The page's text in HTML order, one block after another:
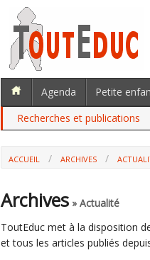
Agenda Petite
Recherches et publications
ACCUEIL ARCHIVES
À LA JEUNESSE)
Archives » Actualité
ToutEduc met à la disposition
et tous les articles publiés